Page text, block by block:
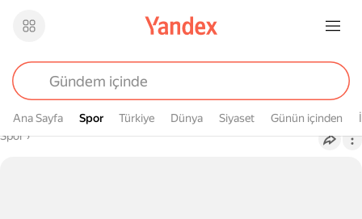
Ana Sayfa Spor
Spor Türkiye Dünya Siyaset Günün içinden
Buradasın
Spor›